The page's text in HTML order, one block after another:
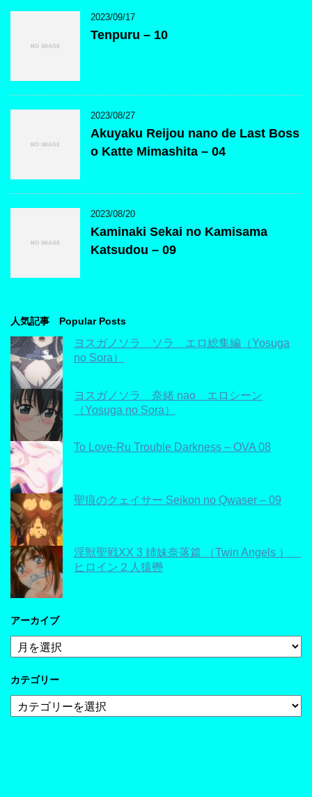
2023/09/17
Tenpuru – 10
2023/08/27
Akuyaku Reijou nano de Last Boss
o Katte Mimashita – 04
2023/08/20
Kaminaki Sekai no Kamisama
Katsudou – 09
人気記事 Popular Posts
ヨスガノソラ ソラ エロ総集編（Yosuga
no Sora）
ヨスガノソラ 奈緒 nao エロシーン
（Yosuga no Sora）
To Love-Ru Trouble Darkness – OVA 08
聖痕のクェイサー Seikon no Qwaser – 09
淫獣聖戦XX 3 姉妹奈落篇 （Twin Angels ）
ヒロイン２人猿轡
アーカイブ
ア
ー
イ
カテゴリー
テ